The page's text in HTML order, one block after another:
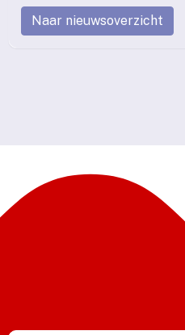
Naar nieuwsoverzicht